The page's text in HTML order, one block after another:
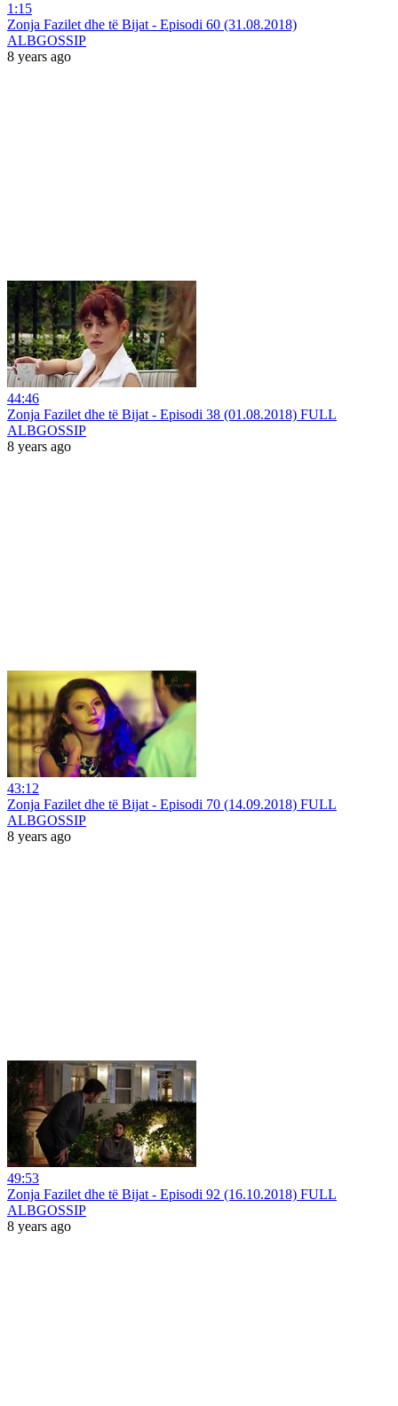
1:15
Zonja Fazilet dhe të Bijat - Episodi 60 (31.08.2018)
ALBGOSSIP
8 years ago
44:46
Zonja Fazilet dhe të Bijat - Episodi 38 (01.08.2018) FULL
ALBGOSSIP
8 years ago
43:12
Zonja Fazilet dhe të Bijat - Episodi 70 (14.09.2018) FULL
ALBGOSSIP
8 years ago
49:53
Zonja Fazilet dhe të Bijat - Episodi 92 (16.10.2018) FULL
ALBGOSSIP
8 years ago